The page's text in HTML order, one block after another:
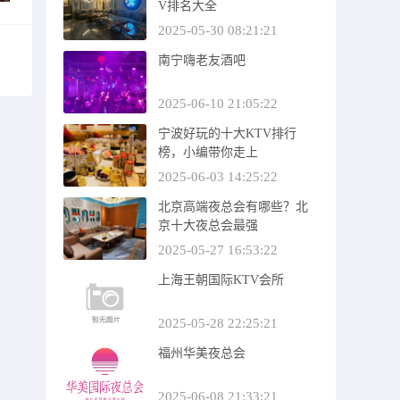
V排名大全
2025-05-30 08:21:21
南宁嗨老友酒吧
2025-06-10 21:05:22
宁波好玩的十大KTV排行
榜，小编带你走上
2025-06-03 14:25:22
北京高端夜总会有哪些？北
京十大夜总会最强
2025-05-27 16:53:22
上海王朝国际KTV会所
2025-05-28 22:25:21
福州华美夜总会
2025-06-08 21:33:21